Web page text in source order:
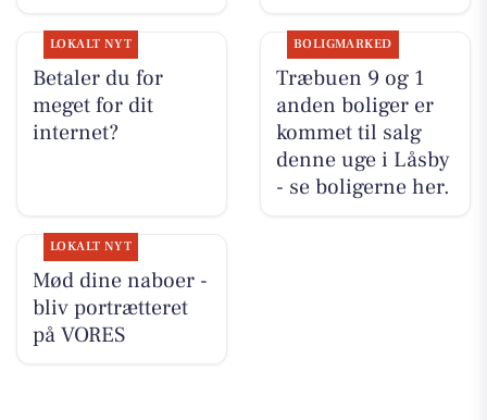
LOKALT NYT
Betaler du for
meget for dit
internet?
BOLIGMARKED
Træbuen 9 og 1
anden boliger er
kommet til salg
denne uge i Låsby
- se boligerne her.
LOKALT NYT
Mød dine naboer -
bliv portrætteret
på VORES